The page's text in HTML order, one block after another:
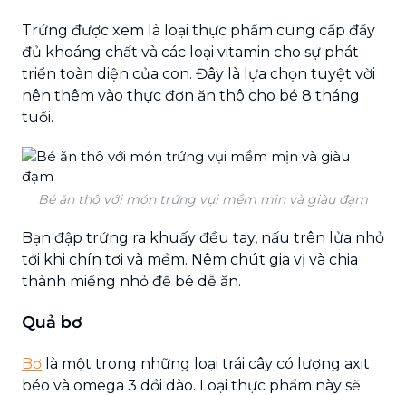
Trứng được xem là loại thực phẩm cung cấp đầy
đủ khoáng chất và các loại vitamin cho sự phát
triển toàn diện của con. Đây là lựa chọn tuyệt vời
nên thêm vào thực đơn ăn thô cho bé 8 tháng
tuổi.
Bé ăn thô với món trứng vụi mềm mịn và giàu đạm
Bạn đập trứng ra khuấy đều tay, nấu trên lửa nhỏ
tới khi chín tơi và mềm. Nêm chút gia vị và chia
thành miếng nhỏ để bé dễ ăn.
Quả bơ
Bơ là một trong những loại trái cây có lượng axit
béo và omega 3 dồi dào. Loại thực phẩm này sẽ